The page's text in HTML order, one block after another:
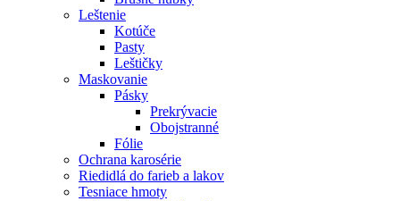
Leštenie
Kotúče
Pasty
Leštičky
Maskovanie
Pásky
Prekrývacie
Obojstranné
Fólie
Ochrana karosérie
Riedidlá do farieb a lakov
Tesniace hmoty